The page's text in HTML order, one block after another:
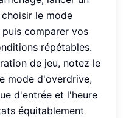
le mode
comparer vos
répétables.
de jeu, notez le
mode d'overdrive,
d'entrée et l'heure
équitablement